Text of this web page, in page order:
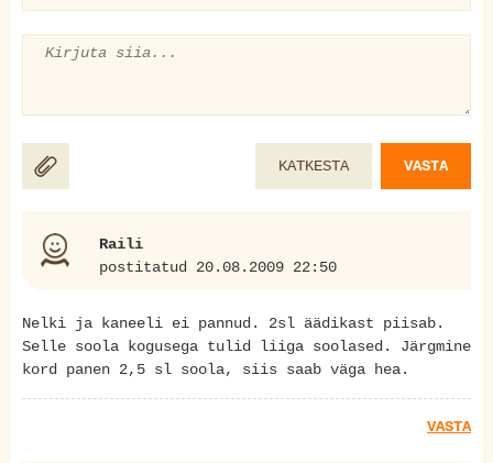
KATKESTA VASTA
Raili
postitatud 20.08.2009 22:50
Nelki ja kaneeli ei pannud. 2sl äädikast piisab.
Selle soola kogusega tulid liiga soolased. Järgmine
kord panen 2,5 sl soola, siis saab väga hea.
VASTA